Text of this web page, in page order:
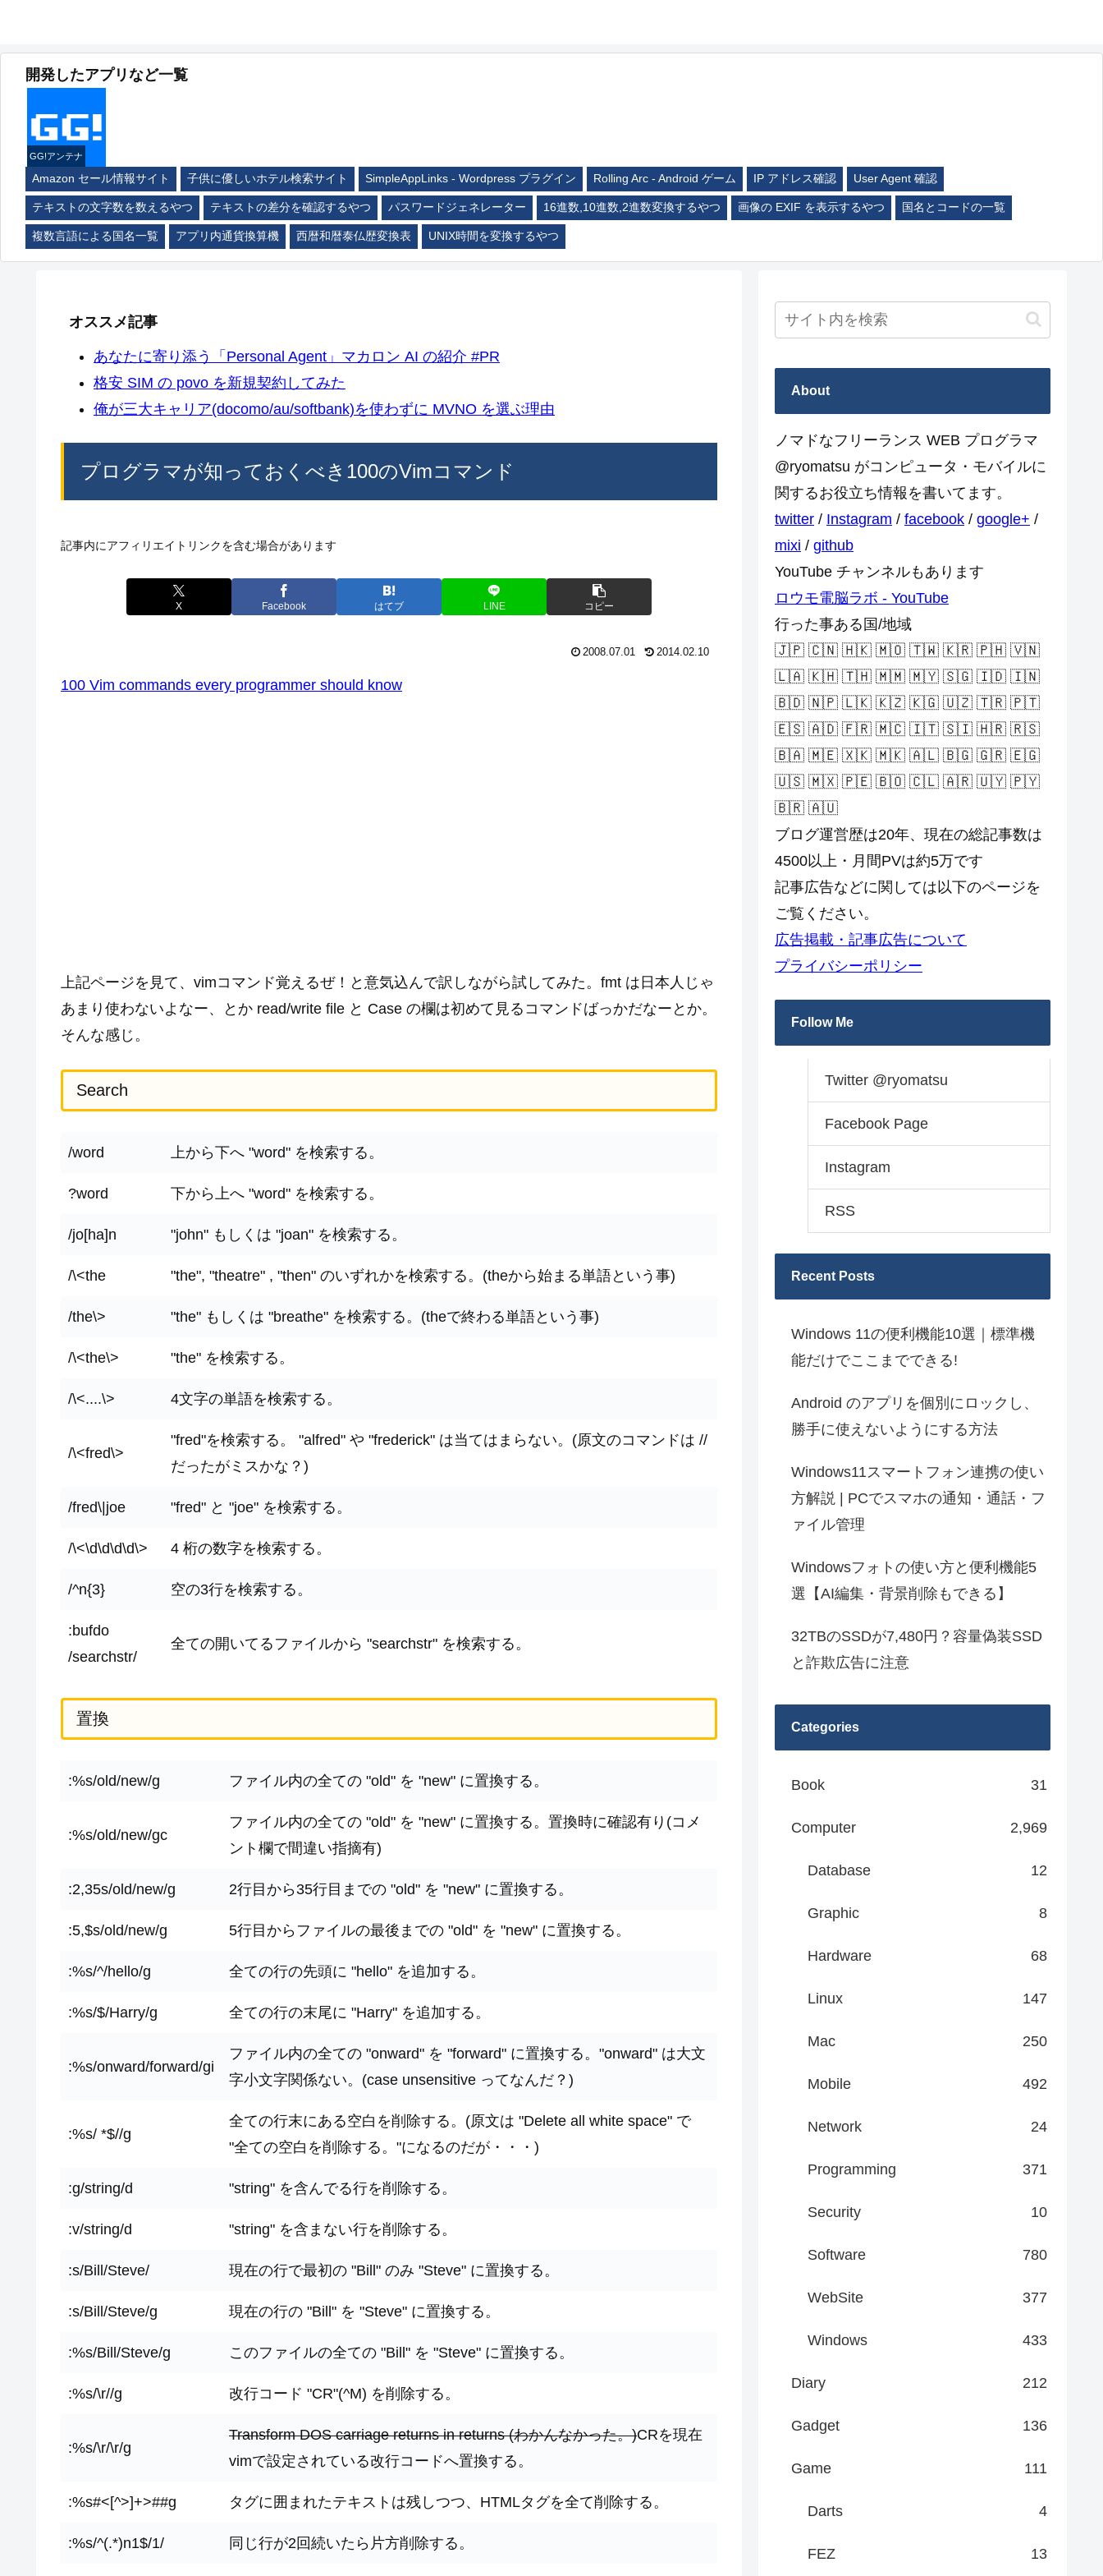
開発したアプリなど一覧
GG!アンテナ
Amazon セール情報サイト 子供に優しいホテル検索サイト SimpleAppLinks - Wordpress プラグイン Rolling Arc - Android ゲーム IP アドレス確認 User Agent 確認
テキストの文字数を数えるやつ テキストの差分を確認するやつ パスワードジェネレーター 16進数,10進数,2進数変換するやつ 画像の EXIF を表示するやつ 国名とコードの一覧
複数言語による国名一覧 アプリ内通貨換算機 西暦和暦泰仏歴変換表 UNIX時間を変換するやつ
オススメ記事
あなたに寄り添う「Personal Agent」マカロン AI の紹介 #PR
格安 SIM の povo を新規契約してみた
俺が三大キャリア(docomo/au/softbank)を使わずに MVNO を選ぶ理由
プログラマが知っておくべき100のVimコマンド
記事内にアフィリエイトリンクを含む場合があります
X Facebook はてブ LINE コピー
2008.07.01 2014.02.10
100 Vim commands every programmer should know
上記ページを見て、vimコマンド覚えるぜ！と意気込んで訳しながら試してみた。fmt は日本人じゃ
あまり使わないよなー、とか read/write file と Case の欄は初めて見るコマンドばっかだなーとか。
そんな感じ。
Search
/word 上から下へ "word" を検索する。
?word 下から上へ "word" を検索する。
/jo[ha]n "john" もしくは "joan" を検索する。
/\<the "the", "theatre" , "then" のいずれかを検索する。(theから始まる単語という事)
/the\> "the" もしくは "breathe" を検索する。(theで終わる単語という事)
/\<the\> "the" を検索する。
/\<....\> 4文字の単語を検索する。
/\<fred\>
"fred"を検索する。 "alfred" や "frederick" は当てはまらない。(原文のコマンドは //
だったがミスかな？)
/fred\|joe "fred" と "joe" を検索する。
/\<\d\d\d\d\> 4 桁の数字を検索する。
/^n{3} 空の3行を検索する。
:bufdo
/searchstr/
全ての開いてるファイルから "searchstr" を検索する。
置換
:%s/old/new/g ファイル内の全ての "old" を "new" に置換する。
:%s/old/new/gc
ファイル内の全ての "old" を "new" に置換する。置換時に確認有り(コメ
ント欄で間違い指摘有)
:2,35s/old/new/g 2行目から35行目までの "old" を "new" に置換する。
:5,$s/old/new/g 5行目からファイルの最後までの "old" を "new" に置換する。
:%s/^/hello/g 全ての行の先頭に "hello" を追加する。
:%s/$/Harry/g 全ての行の末尾に "Harry" を追加する。
:%s/onward/forward/gi
ファイル内の全ての "onward" を "forward" に置換する。"onward" は大文
字小文字関係ない。(case unsensitive ってなんだ？)
:%s/ *$//g
全ての行末にある空白を削除する。(原文は "Delete all white space" で
"全ての空白を削除する。"になるのだが・・・)
:g/string/d "string" を含んでる行を削除する。
:v/string/d "string" を含まない行を削除する。
:s/Bill/Steve/ 現在の行で最初の "Bill" のみ "Steve" に置換する。
:s/Bill/Steve/g 現在の行の "Bill" を "Steve" に置換する。
:%s/Bill/Steve/g このファイルの全ての "Bill" を "Steve" に置換する。
:%s/\r//g 改行コード "CR"(^M) を削除する。
:%s/\r/\r/g
Transform DOS carriage returns in returns (わかんなかった。)CRを現在
vimで設定されている改行コードへ置換する。
:%s#<[^>]+>##g タグに囲まれたテキストは残しつつ、HTMLタグを全て削除する。
:%s/^(.*)n1$/1/ 同じ行が2回続いたら片方削除する。
About
ノマドなフリーランス WEB プログラマ
@ryomatsu がコンピュータ・モバイルに
関するお役立ち情報を書いてます。
twitter / Instagram / facebook / google+ /
mixi / github
YouTube チャンネルもあります
ロウモ電脳ラボ - YouTube
行った事ある国/地域
🇯🇵 🇨🇳 🇭🇰 🇲🇴 🇹🇼 🇰🇷 🇵🇭 🇻🇳
🇱🇦 🇰🇭 🇹🇭 🇲🇲 🇲🇾 🇸🇬 🇮🇩 🇮🇳
🇧🇩 🇳🇵 🇱🇰 🇰🇿 🇰🇬 🇺🇿 🇹🇷 🇵🇹
🇪🇸 🇦🇩 🇫🇷 🇲🇨 🇮🇹 🇸🇮 🇭🇷 🇷🇸
🇧🇦 🇲🇪 🇽🇰 🇲🇰 🇦🇱 🇧🇬 🇬🇷 🇪🇬
🇺🇸 🇲🇽 🇵🇪 🇧🇴 🇨🇱 🇦🇷 🇺🇾 🇵🇾
🇧🇷 🇦🇺
ブログ運営歴は20年、現在の総記事数は
4500以上・月間PVは約5万です
記事広告などに関しては以下のページを
ご覧ください。
広告掲載・記事広告について
プライバシーポリシー
Follow Me
Twitter @ryomatsu
Facebook Page
Instagram
RSS
Recent Posts
Windows 11の便利機能10選｜標準機
能だけでここまでできる!
Android のアプリを個別にロックし、
勝手に使えないようにする方法
Windows11スマートフォン連携の使い
方解説 | PCでスマホの通知・通話・フ
ァイル管理
Windowsフォトの使い方と便利機能5
選【AI編集・背景削除もできる】
32TBのSSDが7,480円？容量偽装SSD
と詐欺広告に注意
Categories
Book 31
Computer 2,969
Database 12
Graphic 8
Hardware 68
Linux 147
Mac 250
Mobile 492
Network 24
Programming 371
Security 10
Software 780
WebSite 377
Windows 433
Diary 212
Gadget 136
Game 111
Darts 4
FEZ 13